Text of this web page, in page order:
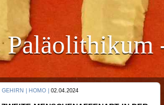
Paläolithikum
KULTUR | 08.06.2024